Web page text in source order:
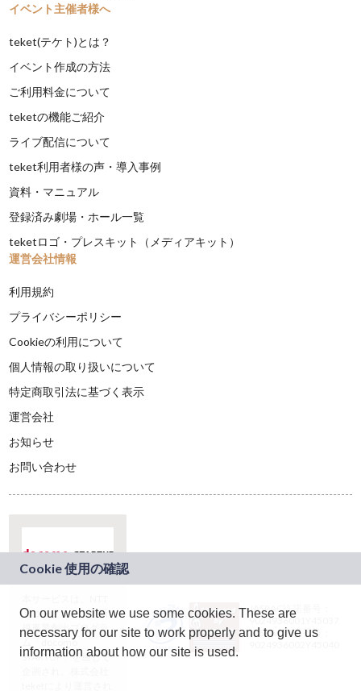
イベント主催者様へ
teket(テケト)とは？
イベント作成の方法
ご利用料金について
teketの機能ご紹介
ライブ配信について
teket利用者様の声・導入事例
資料・マニュアル
登録済み劇場・ホール一覧
teketロゴ・プレスキット（メディアキット）
運営会社情報
利用規約
プライバシーポリシー
Cookieの利用について
個人情報の取り扱いについて
特定商取引法に基づく表示
運営会社
お知らせ
お問い合わせ
ドコモグループの新
規事業創出プログラ
ム「docomo
STARTUP」を通じて
JASRAC許諾番号：
9024936001Y45037
JASRAC許諾番号：
On our website we use some cookies. These are
necessary for our site to work properly and to give us
information about how our site is used.